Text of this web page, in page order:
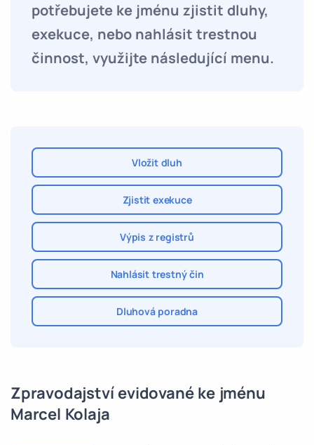
potřebujete ke jménu zjistit dluhy,
exekuce, nebo nahlásit trestnou
činnost, využijte následující menu.
Vložit dluh
Zjistit exekuce
Výpis z registrů
Nahlásit trestný čin
Dluhová poradna
Zpravodajství evidované ke jménu
Marcel Kolaja